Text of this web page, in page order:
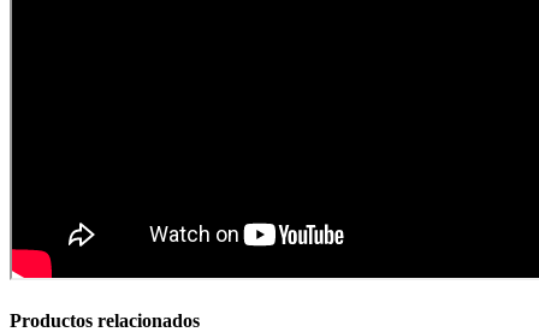
Productos relacionados